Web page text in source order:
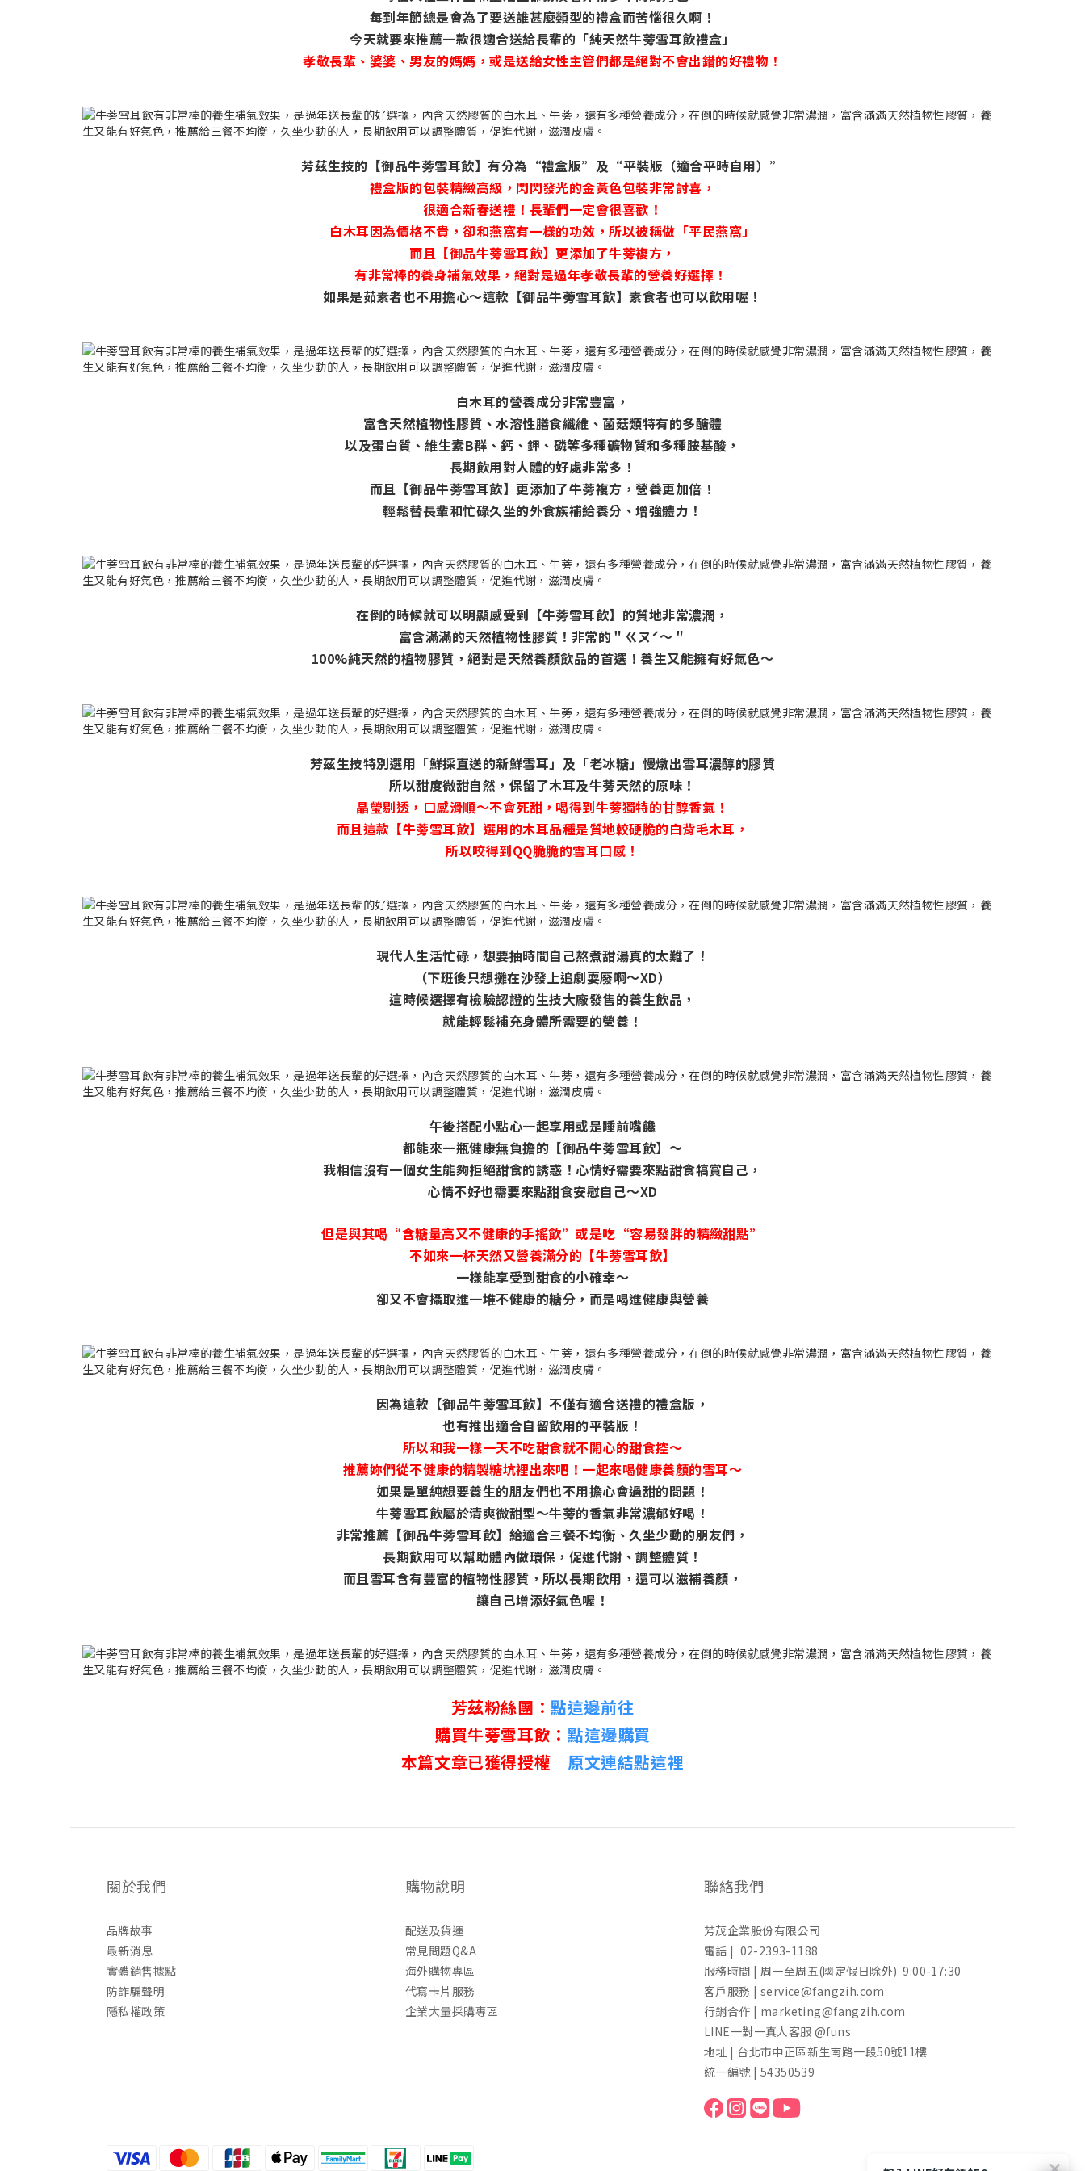
每到年節總是會為了要送誰甚麼類型的禮盒而苦惱很久啊！
今天就要來推薦一款很適合送給長輩的「純天然牛蒡雪耳飲禮盒」
孝敬長輩、婆婆、男友的媽媽，或是送給女性主管們都是絕對不會出錯的好禮物！
芳茲生技的【御品牛蒡雪耳飲】有分為“禮盒版”及“平裝版（適合平時自用）”
禮盒版的包裝精緻高級，閃閃發光的金黃色包裝非常討喜，
很適合新春送禮！長輩們一定會很喜歡！
白木耳因為價格不貴，卻和燕窩有一樣的功效，所以被稱做「平民燕窩」
而且【御品牛蒡雪耳飲】更添加了牛蒡複方，
有非常棒的養身補氣效果，絕對是過年孝敬長輩的營養好選擇！
如果是茹素者也不用擔心～這款【御品牛蒡雪耳飲】素食者也可以飲用喔！
白木耳的營養成分非常豐富，
富含天然植物性膠質、水溶性膳食纖維、菌菇類特有的多醣體
以及蛋白質、維生素B群、鈣、鉀、磷等多種礦物質和多種胺基酸，
長期飲用對人體的好處非常多！
而且【御品牛蒡雪耳飲】更添加了牛蒡複方，營養更加倍！
輕鬆替長輩和忙碌久坐的外食族補給養分、增強體力！
在倒的時候就可以明顯感受到【牛蒡雪耳飲】的質地非常濃潤，
富含滿滿的天然植物性膠質！非常的＂ㄍㄡˊ～＂
100%純天然的植物膠質，絕對是天然養顏飲品的首選！養生又能擁有好氣色～
芳茲生技特別選用「鮮採直送的新鮮雪耳」及「老冰糖」慢燉出雪耳濃醇的膠質
所以甜度微甜自然，保留了木耳及牛蒡天然的原味！
晶瑩剔透，口感滑順～不會死甜，喝得到牛蒡獨特的甘醇香氣！
而且這款【牛蒡雪耳飲】選用的木耳品種是質地較硬脆的白背毛木耳，
所以咬得到QQ脆脆的雪耳口感！
現代人生活忙碌，想要抽時間自己熬煮甜湯真的太難了！
（下班後只想攤在沙發上追劇耍廢啊～XD）
這時候選擇有檢驗認證的生技大廠發售的養生飲品，
就能輕鬆補充身體所需要的營養！
午後搭配小點心一起享用或是睡前嘴饞
都能來一瓶健康無負擔的【御品牛蒡雪耳飲】～
我相信沒有一個女生能夠拒絕甜食的誘惑！心情好需要來點甜食犒賞自己，
心情不好也需要來點甜食安慰自己～XD
但是與其喝“含糖量高又不健康的手搖飲”或是吃“容易發胖的精緻甜點”
不如來一杯天然又營養滿分的【牛蒡雪耳飲】
一樣能享受到甜食的小確幸～
卻又不會攝取進一堆不健康的糖分，而是喝進健康與營養
因為這款【御品牛蒡雪耳飲】不僅有適合送禮的禮盒版，
也有推出適合自留飲用的平裝版！
所以和我一樣一天不吃甜食就不開心的甜食控～
推薦妳們從不健康的精製糖坑裡出來吧！一起來喝健康養顏的雪耳～
如果是單純想要養生的朋友們也不用擔心會過甜的問題！
牛蒡雪耳飲屬於清爽微甜型～牛蒡的香氣非常濃郁好喝！
非常推薦【御品牛蒡雪耳飲】給適合三餐不均衡、久坐少動的朋友們，
長期飲用可以幫助體內做環保，促進代謝、調整體質！
而且雪耳含有豐富的植物性膠質，所以長期飲用，還可以滋補養顏，
讓自己增添好氣色喔！
芳茲粉絲團：點這邊前往
購買牛蒡雪耳飲： 點這邊購買
本篇文章已獲得授權 原文連結點這裡
關於我們
品牌故事
最新消息
實體銷售據點
防詐騙聲明
隱私權政策
購物說明
配送及貨運
常見問題Q&A
海外購物專區
代寫卡片服務
企業大量採購專區
聯絡我們
芳茂企業股份有限公司
電話 | 02-2393-1188
服務時間 | 周一至周五(國定假日除外) 9:00-17:30
客戶服務 | service@fangzih.com
行銷合作 | marketing@fangzih.com
LINE一對一真人客服 @funs
地址 | 台北市中正區新生南路一段50號11樓
統一編號 | 54350539